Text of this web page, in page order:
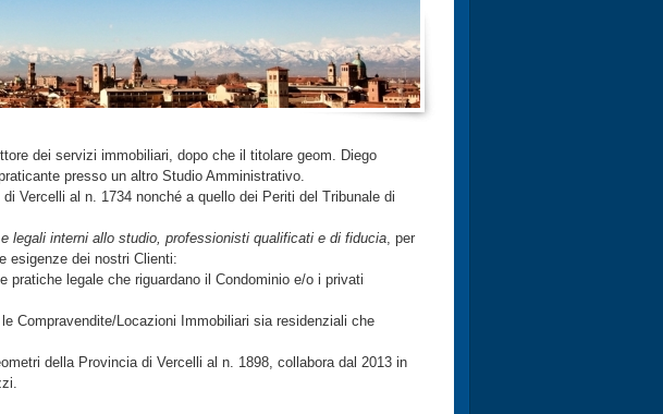
dei servizi immobiliari, dopo che il titolare geom. Diego
presso un altro Studio Amministrativo.
Vercelli al n. 1734 nonché a quello dei Periti del Tribunale di
legali interni allo studio, professionisti qualificati e di fiducia, per
esigenze dei nostri Clienti:
pratiche legale che riguardano il Condominio e/o i privati
Compravendite/Locazioni Immobiliari sia residenziali che
della Provincia di Vercelli al n. 1898, collabora dal 2013 in